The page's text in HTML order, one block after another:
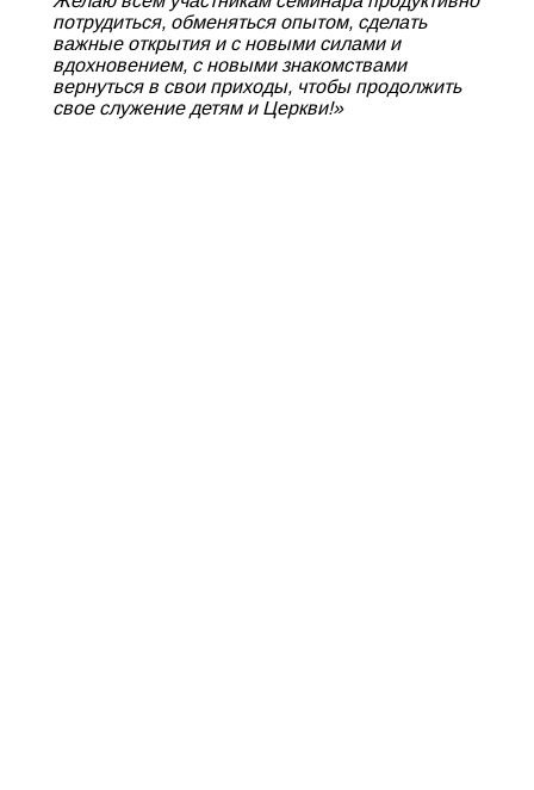
потрудиться, обменяться опытом, сделать
важные открытия и с новыми силами и
вдохновением, с новыми знакомствами
вернуться в свои приходы, чтобы продолжить
свое служение детям и Церкви!»